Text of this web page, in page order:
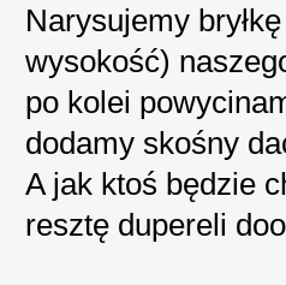
Narysujemy
wysokość)
po kolei
dodamy skośny
A jak ktoś będzie
resztę dupereli